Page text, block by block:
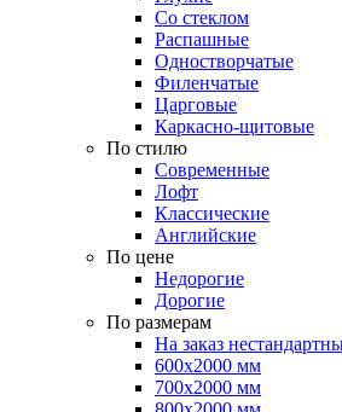
Со стеклом
Распашные
Одностворчатые
Филенчатые
Царговые
Каркасно-щитовые
По стилю
Современные
Лофт
Классические
Английские
По цене
Недорогие
Дорогие
По размерам
На заказ
600х2000 мм
700х2000 мм